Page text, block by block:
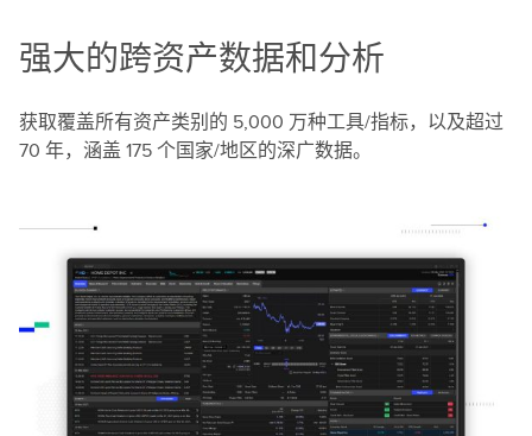
强大的跨资产数据和分析
获取覆盖所有资产类别的 5,000 万种工具/指标，以及超过
70 年，涵盖 175 个国家/地区的深广数据。